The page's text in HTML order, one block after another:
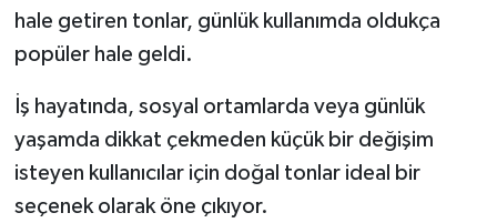
hale getiren tonlar, günlük kullanımda oldukça
popüler hale geldi.
İş hayatında, sosyal ortamlarda veya günlük
yaşamda dikkat çekmeden küçük bir değişim
isteyen kullanıcılar için doğal tonlar ideal bir
seçenek olarak öne çıkıyor.